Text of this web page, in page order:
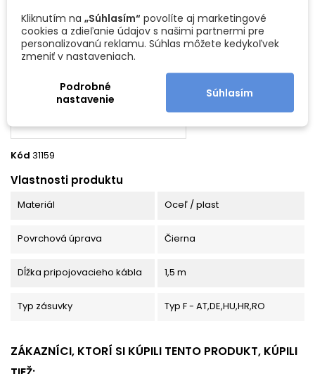
DETAILY PRODUKTU
Kód 31159
Vlastnosti produktu
Materiál Oceľ / plast
Povrchová úprava Čierna
Dĺžka pripojovacieho kábla 1,5 m
Typ zásuvky Typ F - AT,DE,HU,HR,RO
ZÁKAZNÍCI, KTORÍ SI KÚPILI TENTO PRODUKT, KÚPILI
Kliknutím na „Súhlasím“ povolíte aj marketingové
cookies a zdieľanie údajov s našimi partnermi pre
personalizovanú reklamu. Súhlas môžete kedykoľvek
zmeniť v nastaveniach.
Podrobné
nastavenie
Súhlasím